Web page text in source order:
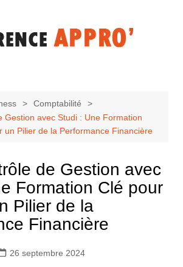
Comptabilité
Gestion avec Studi : Une Formation
un Pilier de la Performance Financière
de Gestion avec
Formation Clé pour
Pilier de la
Financière
26 septembre 2024